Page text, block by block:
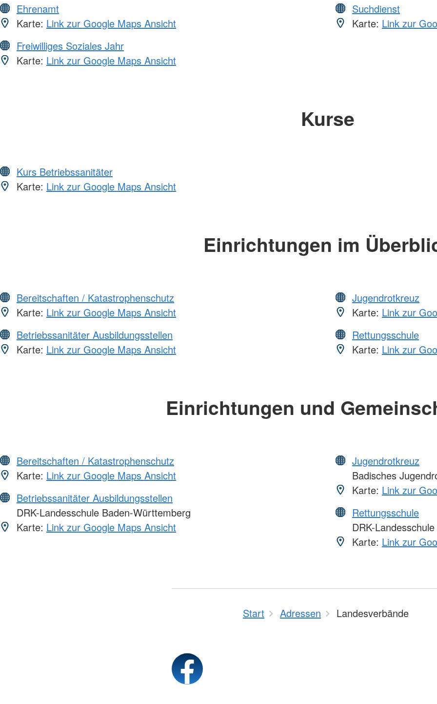
Ehrenamt
Karte: Link zur Google Maps Ansicht
Freiwilliges Soziales Jahr
Karte: Link zur Google Maps Ansicht
Suchdienst
Karte: Link zur
Kurse
Kurs Betriebssanitäter
Karte: Link zur Google Maps Ansicht
Einrichtungen im
Bereitschaften / Katastrophenschutz
Karte: Link zur Google Maps Ansicht
Betriebssanitäter Ausbildungsstellen
Karte: Link zur Google Maps Ansicht
Jugendrotkreuz
Karte: Link zur
Rettungsschule
Karte: Link zur
Einrichtungen und
Bereitschaften / Katastrophenschutz
Karte: Link zur Google Maps Ansicht
Betriebssanitäter Ausbildungsstellen
DRK-Landesschule Baden-Württemberg
Karte: Link zur Google Maps Ansicht
Jugendrotkreuz
Badisches
Karte: Link zur
Rettungsschule
DRK-
Karte: Link zur
Start Adressen Landesverbände